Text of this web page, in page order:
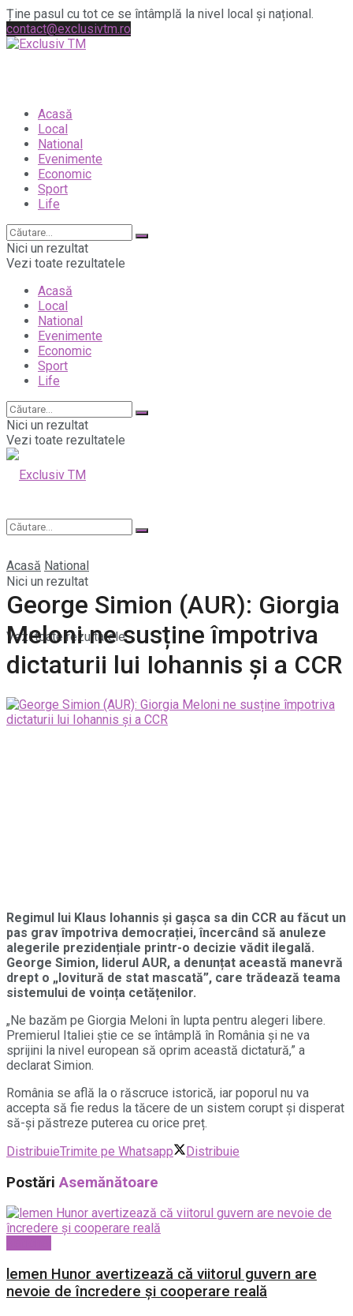
Ține pasul cu tot ce se întâmplă la nivel local și național.
contact@exclusivtm.ro
Acasă
Local
National
Evenimente
Economic
Sport
Life
Nici un rezultat
Vezi toate rezultatele
Acasă
Local
National
Evenimente
Economic
Sport
Life
Nici un rezultat
Vezi toate rezultatele
Nici un rezultat
Vezi toate rezultatele
Acasă National
George Simion (AUR): Giorgia
Meloni ne susține împotriva
dictaturii lui Iohannis și a CCR
Regimul lui Klaus Iohannis și gașca sa din CCR au făcut un
pas grav împotriva democrației, încercând să anuleze
alegerile prezidențiale printr-o decizie vădit ilegală.
George Simion, liderul AUR, a denunțat această manevră
drept o „lovitură de stat mascată”, care trădează teama
sistemului de voința cetățenilor.
„Ne bazăm pe Giorgia Meloni în lupta pentru alegeri libere.
Premierul Italiei știe ce se întâmplă în România și ne va
sprijini la nivel european să oprim această dictatură,” a
declarat Simion.
România se află la o răscruce istorică, iar poporul nu va
accepta să fie redus la tăcere de un sistem corupt și disperat
să-și păstreze puterea cu orice preț.
DistribuieTrimite pe Whatsapp Distribuie
PostăriAsemănătoare
lemen Hunor avertizează că viitorul guvern are
nevoie de încredere și cooperare reală